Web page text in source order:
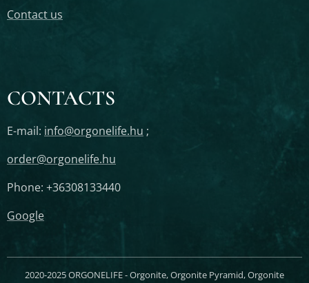
Contact us
CONTACTS
E-mail: info@orgonelife.hu ;
order@orgonelife.hu
Phone: +36308133440
Google
2020-2025 ORGONELIFE - Orgonite, Orgonite Pyramid, Orgonite